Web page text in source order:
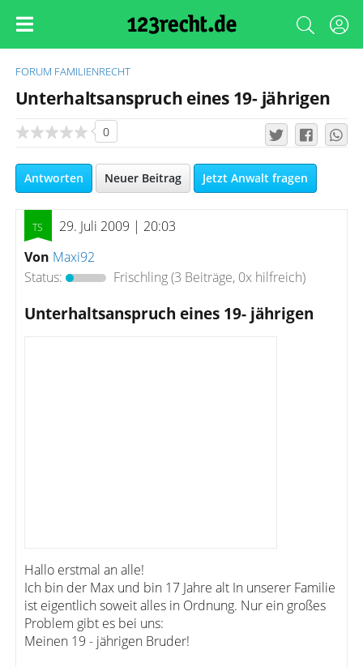
FORUM FAMILIENRECHT
Unterhaltsanspruch eines 19- jährigen
0
Antworten Neuer Beitrag Jetzt Anwalt fragen
29. Juli 2009 | 20:03
Von Maxi92
Status:
Frischling(3 Beiträge, 0x hilfreich)
Unterhaltsanspruch eines 19- jährigen
Hallo erstmal an alle!
Ich bin der Max und bin 17 Jahre alt In unserer Familie
ist eigentlich soweit alles in Ordnung. Nur ein großes
Problem gibt es bei uns:
Meinen 19 - jährigen Bruder!